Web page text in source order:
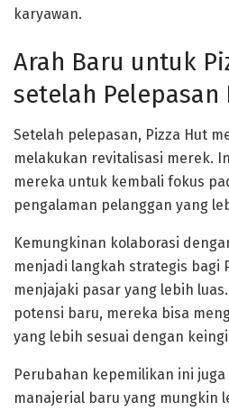
karyawan.
Arah Baru untuk
setelah Pelepasan
Setelah pelepasan, Pizza Hut
melakukan revitalisasi merek.
mereka untuk kembali fokus
pengalaman pelanggan yang
Kemungkinan kolaborasi
menjadi langkah strategis bagi
menjajaki pasar yang lebih
potensi baru, mereka bisa
yang lebih sesuai dengan
Perubahan kepemilikan ini juga
manajerial baru yang mungkin